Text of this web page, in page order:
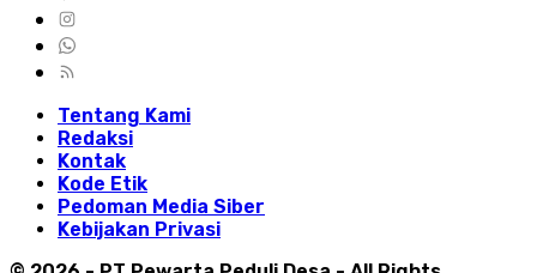
Tentang Kami
Redaksi
Kontak
Kode Etik
Pedoman Media Siber
Kebijakan Privasi